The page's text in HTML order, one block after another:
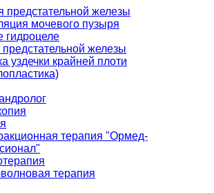
предстательной железы
мочевого пузыря
гидроцеле
железы
уздечки крайней плоти
терапия "Ормед-
терапия